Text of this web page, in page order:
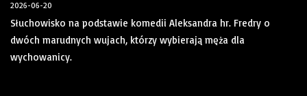
2026-06-20
Słuchowisko na podstawie komedii Aleksandra hr. Fredry o
dwóch marudnych wujach, którzy wybierają męża dla
wychowanicy.